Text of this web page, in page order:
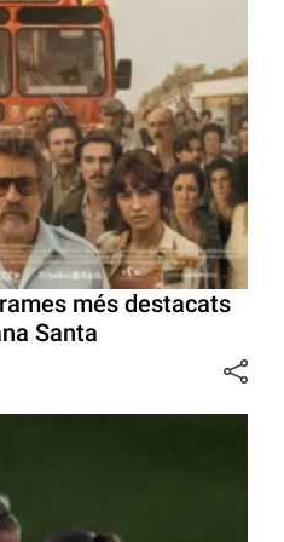
més destacats
Santa